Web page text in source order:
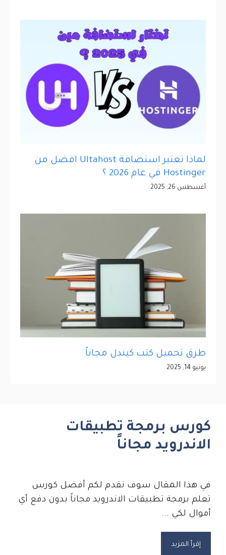
لماذا تعتبر استضافة Ultahost افضل من
Hostinger في عام 2026 ؟
أغسطس 26, 2025
طرق تحميل كتب كيندل مجاناً
يونيو 14, 2025
كورس برمجة تطبيقات
الاندرويد مجاناً
في هذا المقال سوف نقدم لكم أفضل كورس
تعلم برمجة تطبيقات الاندرويد مجاناً بدون دفع أي
أموال لكي ...
إقرأ المزيد